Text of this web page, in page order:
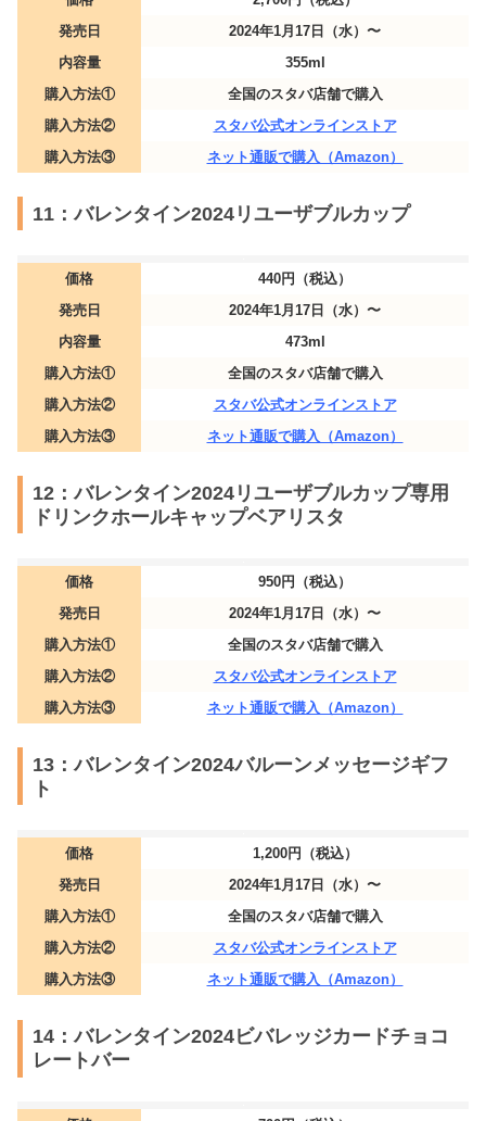
発売日
2024年1月17日（水）〜
内容量
355ml
購入方法①
全国のスタバ店舗で購入
購入方法②
スタバ公式オンラインストア
購入方法③
ネット通販で購入（Amazon）
11：バレンタイン2024リユーザブルカップ
価格
440円（税込）
発売日
2024年1月17日（水）〜
内容量
473ml
購入方法①
全国のスタバ店舗で購入
購入方法②
スタバ公式オンラインストア
購入方法③
ネット通販で購入（Amazon）
12：バレンタイン2024リユーザブルカップ専用
ドリンクホールキャップベアリスタ
価格
950円（税込）
発売日
2024年1月17日（水）〜
購入方法①
全国のスタバ店舗で購入
購入方法②
スタバ公式オンラインストア
購入方法③
ネット通販で購入（Amazon）
13：バレンタイン2024バルーンメッセージギフ
ト
価格
1,200円（税込）
発売日
2024年1月17日（水）〜
購入方法①
全国のスタバ店舗で購入
購入方法②
スタバ公式オンラインストア
購入方法③
ネット通販で購入（Amazon）
14：バレンタイン2024ビバレッジカードチョコ
レートバー